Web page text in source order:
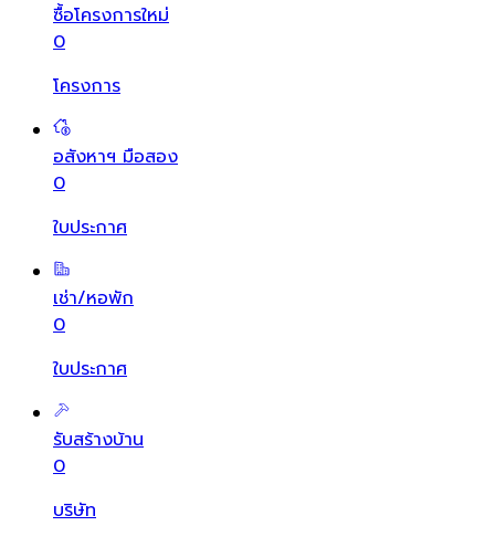
ซื้อโครงการใหม่
0
โครงการ
อสังหาฯ มือสอง
0
ใบประกาศ
เช่า/หอพัก
0
ใบประกาศ
รับสร้างบ้าน
0
บริษัท